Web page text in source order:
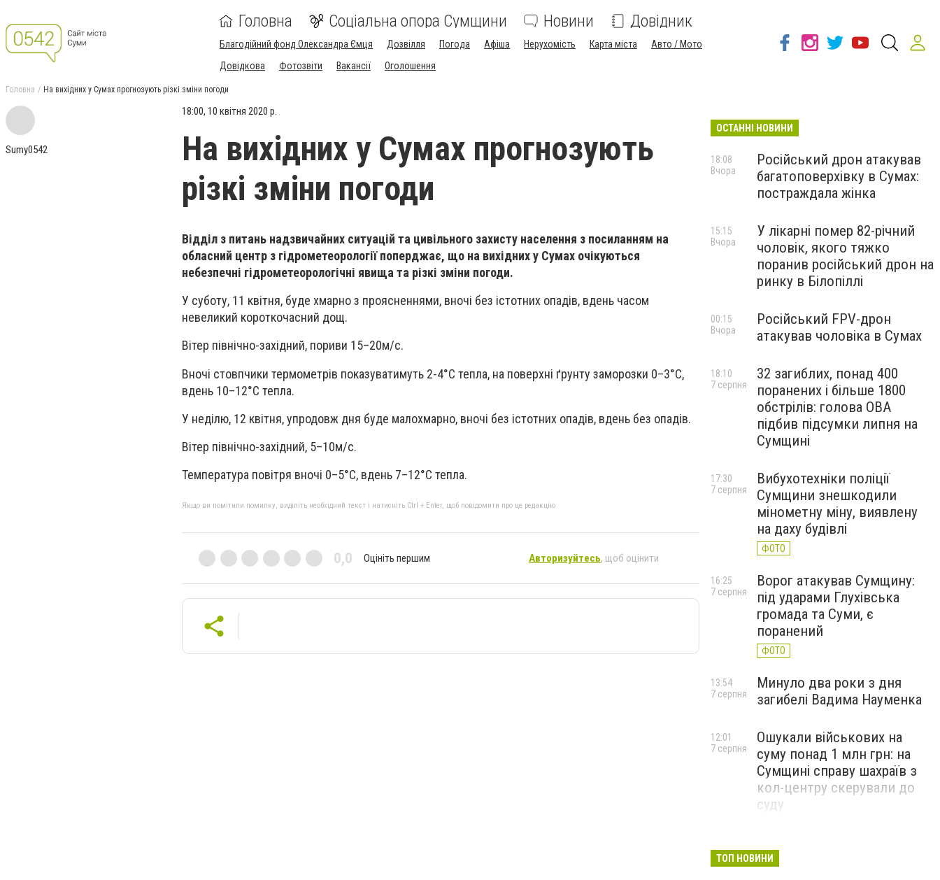
Головна Соціальна опора Сумщини Новини Довідник
Благодійний фонд Олександра Ємця Дозвілля Погода Афіша Нерухомість Карта міста
Авто / Мото
Довідкова
Фотозвіти Вакансії Оголошення
Головна На вихідних у Сумах прогнозують різкі зміни погоди
Sumy0542
18:00, 10 квітня 2020 р.
На вихідних у Сумах прогнозують
різкі зміни погоди
Відділ з питань надзвичайних ситуацій та цивільного захисту населення з посиланням на
обласний центр з гідрометеорології поперджає, що на вихідних у Сумах очікуються
небезпечні гідрометеорологічні явища та різкі зміни погоди.
У суботу, 11 квітня, буде хмарно з проясненнями, вночі без істотних опадів, вдень часом
невеликий короткочасний дощ.
Вітер північно-західний, пориви 15–20м/с.
Вночі стовпчики термометрів показуватимуть 2-4°С тепла, на поверхні ґрунту заморозки 0–3°С,
вдень 10–12°С тепла.
У неділю, 12 квітня, упродовж дня буде малохмарно, вночі без істотних опадів, вдень без опадів.
Вітер північно-західний, 5–10м/с.
Температура повітря вночі 0–5°С, вдень 7–12°С тепла.
Якщо ви помітили помилку, виділіть необхідний текст і натисніть Ctrl + Enter, щоб повідомити про це редакцію
0,0 Оцініть першим Авторизуйтесь, щоб оцінити
ОСТАННІ НОВИНИ
Російський дрон атакував
багатоповерхівку в Сумах:
постраждала жінка
18:08
Вчора
У лікарні помер 82-річний
чоловік, якого тяжко
поранив російський дрон на
ринку в Білопіллі
15:15
Вчора
Російський FPV-дрон
атакував чоловіка в Сумах
00:15
Вчора
32 загиблих, понад 400
поранених і більше 1800
обстрілів: голова ОВА
підбив підсумки липня на
Сумщині
18:10
7 серпня
Вибухотехніки поліції
Сумщини знешкодили
мінометну міну, виявлену
на даху будівлі
ФОТО
17:30
7 серпня
Ворог атакував Сумщину:
під ударами Глухівська
громада та Суми, є
поранений
ФОТО
16:25
7 серпня
Минуло два роки з дня
загибелі Вадима Науменка
13:54
7 серпня
Ошукали військових на
суму понад 1 млн грн: на
Сумщині справу шахраїв з
кол-центру скерували до
суду
12:01
7 серпня
ТОП НОВИНИ